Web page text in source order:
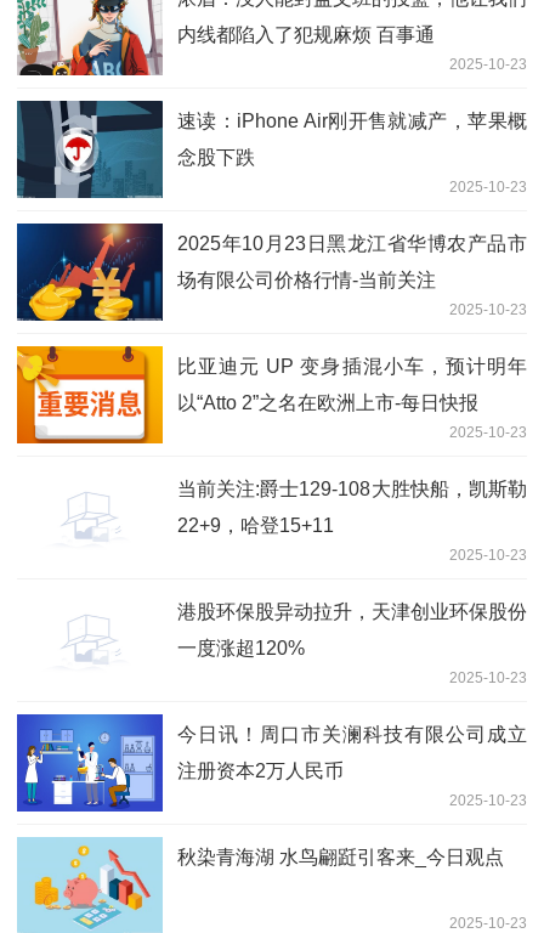
内线都陷入了犯规麻烦 百事通
2025-10-23
速读：iPhone Air刚开售就减产，苹果概
念股下跌
2025-10-23
2025年10月23日黑龙江省华博农产品市
场有限公司价格行情-当前关注
2025-10-23
比亚迪元 UP 变身插混小车，预计明年
以“Atto 2”之名在欧洲上市-每日快报
2025-10-23
当前关注:爵士129-108大胜快船，凯斯勒
22+9，哈登15+11
2025-10-23
港股环保股异动拉升，天津创业环保股份
一度涨超120%
2025-10-23
今日讯！周口市关澜科技有限公司成立
注册资本2万人民币
2025-10-23
秋染青海湖 水鸟翩跹引客来_今日观点
2025-10-23